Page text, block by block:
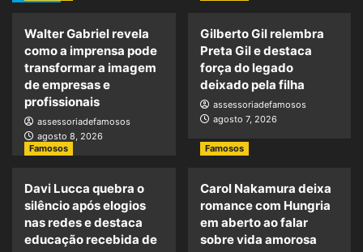
Walter Gabriel revela
como a imprensa pode
transformar a imagem
de empresas e
profissionais
assessoriadefamosos
agosto 8, 2026
Gilberto Gil relembra
Preta Gil e destaca
força do legado
deixado pela filha
assessoriadefamosos
agosto 7, 2026
Famosos
Davi Lucca quebra o
silêncio após elogios
nas redes e destaca
educação recebida de
Famosos
Carol Nakamura deixa
romance com Hungria
em aberto ao falar
sobre vida amorosa